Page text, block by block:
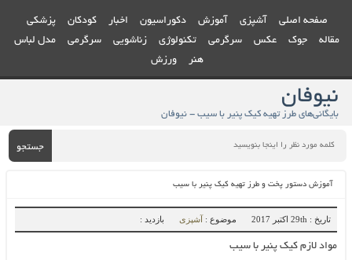
صفحه اصلی آشپزی آموزش دکوراسیون اخبار کودکان
پزشکی
مقاله
جوک عکس سرگرمی تکنولوژی زناشویی سرگرمی
مدل لباس
هنر
ورزش
نیوفان
بایگانی‌های طرز تهیه کیک پنیر با سیب - نیوفان
جستجو
آموزش دستور پخت و طرز تهیه کیک پنیر با سیب
تاریخ : 29th اکتبر 2017 موضوع : آشپزی بازدید :
مواد لازم کیک پنیر با سیب